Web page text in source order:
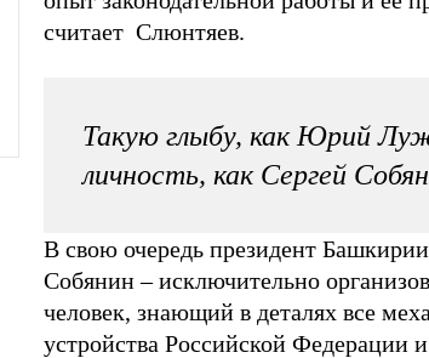
считает Слюнтяев.
Такую глыбу, как Юрий
личность, как Сергей
В свою очередь президент
Собянин – исключительно
человек, знающий в деталях все
устройства Российской Федерации